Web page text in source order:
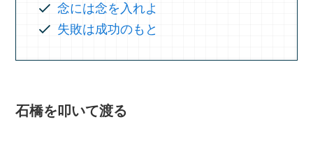
念には念を入れよ
失敗は成功のもと
石橋を叩いて渡る